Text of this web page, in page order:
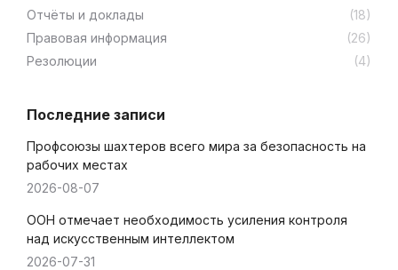
Отчёты и доклады
(18)
Правовая информация
(26)
Резолюции
(4)
Последние записи
Профсоюзы шахтеров всего мира за безопасность на
рабочих местах
2026-08-07
ООН отмечает необходимость усиления контроля
над искусственным интеллектом
2026-07-31